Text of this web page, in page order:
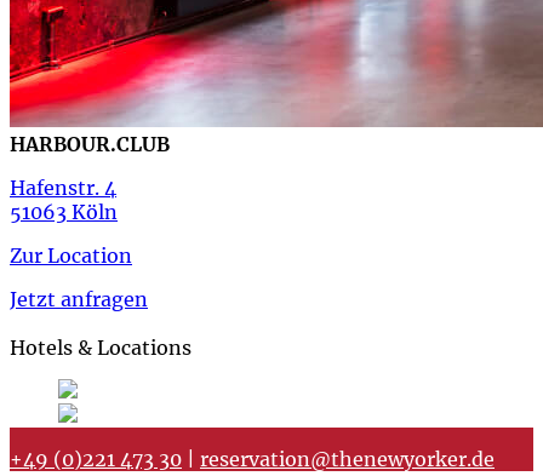
HARBOUR.CLUB
Hafenstr. 4
51063 Köln
Zur Location
Jetzt anfragen
Hotels & Locations
+49 (0)221 473 30
reservation@thenewyorker.de